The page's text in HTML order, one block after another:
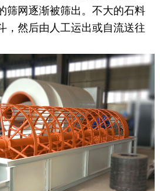
筛网逐渐被筛出。不大的石料
，然后由人工运出或自流送往